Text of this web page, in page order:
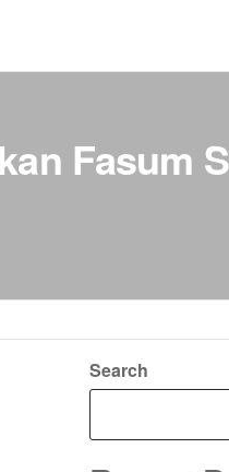
Fasum
Search